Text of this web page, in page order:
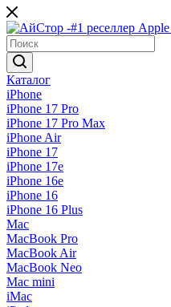
Каталог
iPhone
iPhone 17 Pro
iPhone 17 Pro Max
iPhone Air
iPhone 17
iPhone 17e
iPhone 16e
iPhone 16
iPhone 16 Plus
Mac
MacBook Pro
MacBook Air
MacBook Neo
Mac mini
iMac